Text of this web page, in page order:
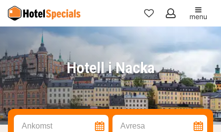
Mina
menu
Hotell i Nacka
Ankomst Avresa